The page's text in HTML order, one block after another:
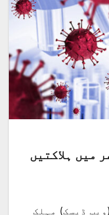
میں ہلاکتیں
ڈیسک) مہلک